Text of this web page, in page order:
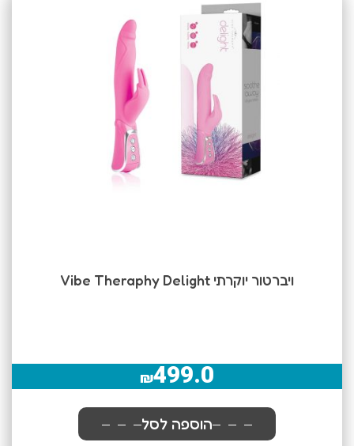
ויברטור יוקרתי Vibe Theraphy Delight
₪499.0
הוספה לסל